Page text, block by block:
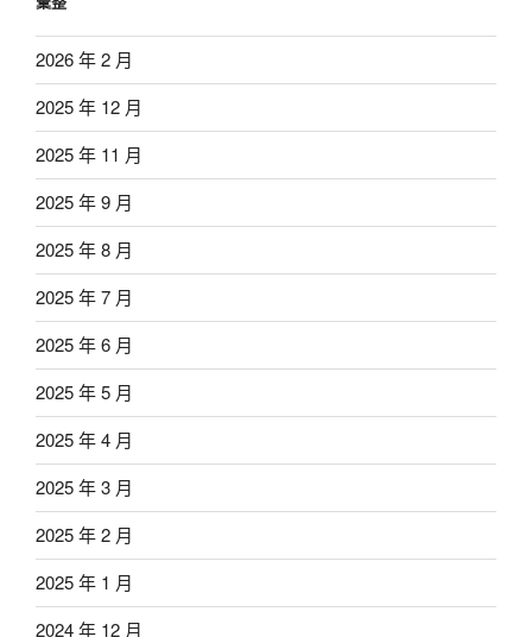
2026 年 2 月
2025 年 12 月
2025 年 11 月
2025 年 9 月
2025 年 8 月
2025 年 7 月
2025 年 6 月
2025 年 5 月
2025 年 4 月
2025 年 3 月
2025 年 2 月
2025 年 1 月
2024 年 12 月